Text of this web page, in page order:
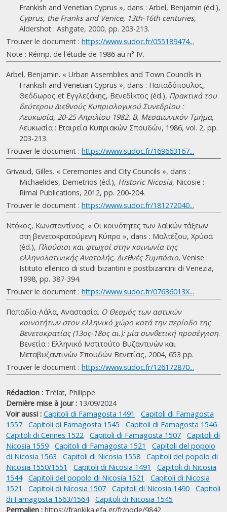
Frankish and Venetian Cyprus », dans : Arbel, Benjamin (éd.),
Cyprus, the Franks and Venice, 13th-16th centuries,
Aldershot : Ashgate, 2000, pp. 203-213.
Trouver le document : https://www.sudoc.fr/055189474...
Note : Réimp. de l'étude de 1986 au n° IV.
Arbel, Benjamin. « Urban Assemblies and Town Councils in
Frankish and Venetian Cyprus », dans : Παπαδόπουλος,
Θεόδωρος et Εγγλεζάκης, Βενεδίκτος (éd.), Πρακτικά του
δεύτερου Διεθνούς Κυπριολογικού Συνεδρίου :
Λευκωσία, 20-25 Απριλίου 1982. B, Μεσαιωνικόν Τμήμα,
Λευκωσία : Εταιρεία Κυπριακών Σπουδών, 1986, vol. 2, pp.
203-213.
Trouver le document : https://www.sudoc.fr/169663167...
Grivaud, Gilles. « Ceremonies and City Councils », dans :
Michaelides, Demetrios (éd.), Historic Nicosia, Nicosie :
Rimal Publications, 2012, pp. 200-204.
Trouver le document : https://www.sudoc.fr/181272040...
Ντόκος, Κωνσταντίνος. « Οι κοινότητες των λαϊκών τάξεων
στη βενετοκρατούμενη Κύπρο », dans : Μαλτέζου, Χρύσα
(éd.), Πλούσιοι και φτωχοί στην κοινωνία της
ελληνολατινικής Ανατολής, Διεθνές Συμπόσιο, Venise :
Istituto ellenico di studi bizantini e postbizantini di Venezia,
1998, pp. 387-394.
Trouver le document : https://www.sudoc.fr/07636013X...
Παπαδία-Λάλα, Αναστασία. Ο Θεσμός των αστικών
κοινοτήτων στον ελληνικό χώρο κατά την περίοδο της
Βενετοκρατίας (13ος-18ος αι.): μία συνθετική προσέγγιση.
Βενετία : Ελληνικό Ινστιτούτο Βυζαντινών και
Μεταβυζαντινών Σπουδών Βενετίας, 2004, 653 pp.
Trouver le document : https://www.sudoc.fr/126172870...
Rédaction : Trélat, Philippe
Dernière mise à jour : 13/09/2024
Voir aussi : Capitoli di Famagosta 1491
Capitoli di Famagosta
1557
Capitoli di Famagosta 1545
Capitoli di Famagosta 1546
Capitoli di Cerines 1522
Capitoli di Famagosta 1507
Capitoli di
Nicosia 1559
Capitoli di Famagosta 1521
Capitoli del popolo
di Nicosia 1563
Capitoli di Nicosia 1558
Capitoli del popolo di
Nicosia 1550/1551
Capitoli di Nicosia 1491
Capitoli di Nicosia
1544
Capitoli del popolo di Nicosia 1521
Capitoli di Nicosia
1521
Capitoli di Nicosia 1507 Capitoli di Nicosia 1490
Capitoli
di Famagosta 1563/1564
Capitoli di Nicosia 1545
Permalien : https://frankika.efa.gr/fr/node/9842